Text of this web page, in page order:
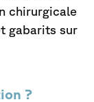
chirurgicale
gabarits sur
?